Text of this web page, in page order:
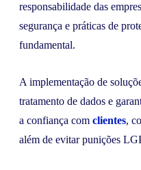
responsabilidade das
segurança e práticas de
fundamental.
A implementação de
tratamento de dados e
a confiança com clientes,
além de evitar punições